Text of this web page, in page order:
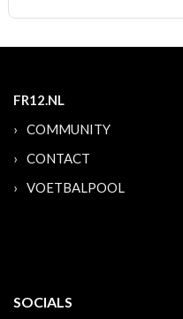
FR12.NL
COMMUNITY
CONTACT
VOETBALPOOL
SOCIALS